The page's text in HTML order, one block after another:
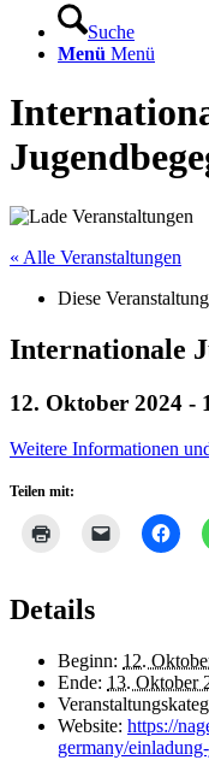
Suche
Menü Menü
« Alle Veranstaltungen
Diese
Internationale
12. Oktober 2024 -
Weitere Informationen
Teilen mit:
Details
Beginn: 12.
Ende: 13. Oktober
Website: https://
germany/